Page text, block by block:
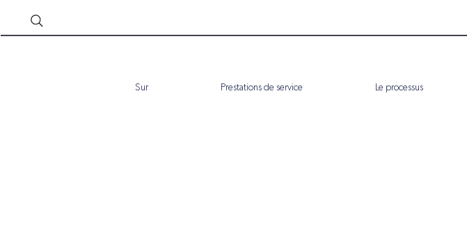
Sur Prestations de service Le processus